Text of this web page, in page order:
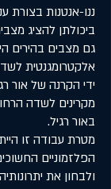
ננו-אנטנות בצורת
ביכולתן להציג
גם מצבים בהירים
אלקטרומגנטית
ידי הקרנה של אור
מקרינים לשדה
באור רגיל.
מטרת עבודה זו
הפלזמוניים
ולבחון את